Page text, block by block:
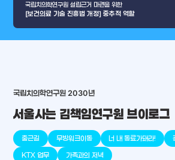
arrow_selector_tool
place
천안
place
세종
place
판교
place
오송
place
대덕
place
국립치의학연구원 설립근거 마련을 위한
[보건의료 기술 진흥법 개정] 중추적 역할
국립치의학연구원 2030년
서울사는 김책임연구원 브이로그
출근길 무빙워크이동 너 내 동료가돼라!
KTX 업무 가족과의 저녁